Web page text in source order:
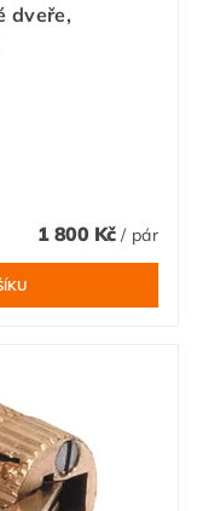
dveře,
1 800 Kč/ pár